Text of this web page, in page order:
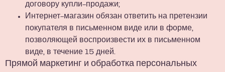
договору купли-продажи;
Интернет-магазин обязан ответить на претензии
покупателя в письменном виде или в форме,
позволяющей воспроизвести их в письменном
виде, в течение 15 дней.
Прямой маркетинг и обработка персональных